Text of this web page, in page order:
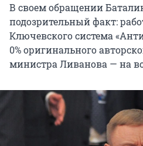
В своем обращении
подозрительный факт:
Ключевского система
0% оригинального
министра Ливанова — на